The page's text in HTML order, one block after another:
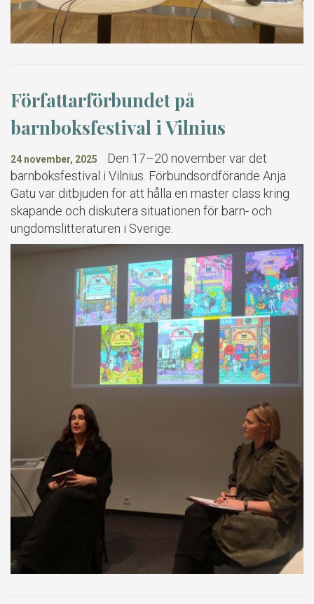
Författarförbundet på
barnboksfestival i Vilnius
24 november, 2025
Den 17–20 november var det
barnboksfestival i Vilnius. Förbundsordförande Anja
Gatu var ditbjuden för att hålla en master class kring
skapande och diskutera situationen för barn- och
ungdomslitteraturen i Sverige.